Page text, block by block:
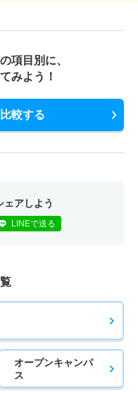
項目別に、
みよう！
較する
ェアしよう
LINEで送る
オープンキャンパ
ス